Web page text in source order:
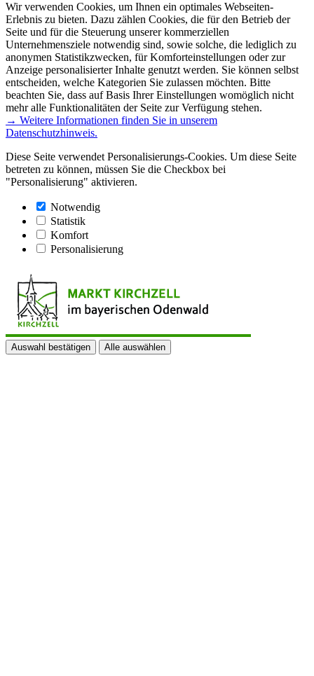
Wir verwenden Cookies, um Ihnen ein optimales Webseiten-
Erlebnis zu bieten. Dazu zählen Cookies, die für den Betrieb der
Seite und für die Steuerung unserer kommerziellen
Unternehmensziele notwendig sind, sowie solche, die lediglich zu
anonymen Statistikzwecken, für Komforteinstellungen oder zur
Anzeige personalisierter Inhalte genutzt werden. Sie können selbst
entscheiden, welche Kategorien Sie zulassen möchten. Bitte
beachten Sie, dass auf Basis Ihrer Einstellungen womöglich nicht
mehr alle Funktionalitäten der Seite zur Verfügung stehen.
→ Weitere Informationen finden Sie in unserem
Datenschutzhinweis.
Diese Seite verwendet Personalisierungs-Cookies. Um diese Seite
betreten zu können, müssen Sie die Checkbox bei
"Personalisierung" aktivieren.
Notwendig
Statistik
Komfort
Personalisierung
Auswahl bestätigen Alle auswählen